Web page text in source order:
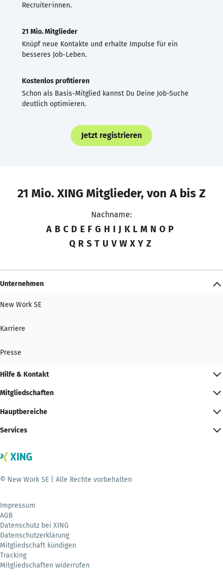
Recruiter·innen.
21 Mio. Mitglieder
Knüpf neue Kontakte und erhalte Impulse für ein
besseres Job-Leben.
Kostenlos profitieren
Schon als Basis-Mitglied kannst Du Deine Job-Suche
deutlich optimieren.
Jetzt registrieren
21 Mio. XING Mitglieder, von A bis Z
Nachname:
A B C D E F G H I J K L M N O P
Q R S T U V W X Y Z
Unternehmen
New Work SE
Karriere
Presse
Hilfe & Kontakt
Mitgliedschaften
Hauptbereiche
Services
© New Work SE | Alle Rechte vorbehalten
Impressum
AGB
Datenschutz bei XING
Datenschutzerklärung
Mitgliedschaft kündigen
Tracking
Mitgliedschaften widerrufen